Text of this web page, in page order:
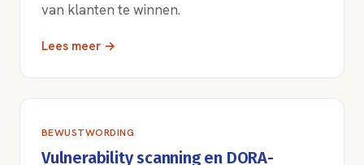
van klanten te winnen.
Lees meer →
BEWUSTWORDING
Vulnerability scanning en DORA-